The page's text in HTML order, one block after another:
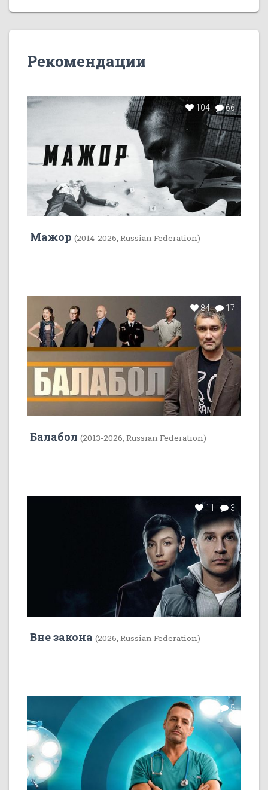
Рекомендации
104 66
Мажор (2014-2026, Russian Federation)
84 17
Балабол (2013-2026, Russian Federation)
11 3
Вне закона (2026, Russian Federation)
7 5